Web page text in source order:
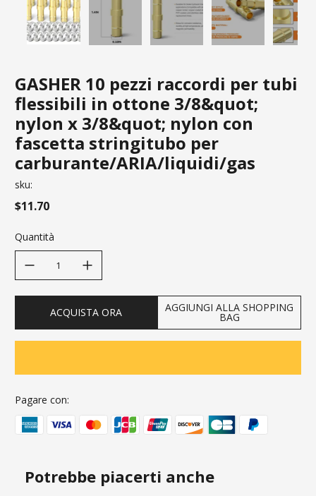
GASHER 10 pezzi raccordi per tubi
flessibili in ottone 3/8&quot;
nylon x 3/8&quot; nylon con
fascetta stringitubo per
carburante/ARIA/liquidi/gas
sku:
$11.70
Quantità
ACQUISTA ORA AGGIUNGI ALLA SHOPPING
BAG
Pagare con:
Potrebbe piacerti anche